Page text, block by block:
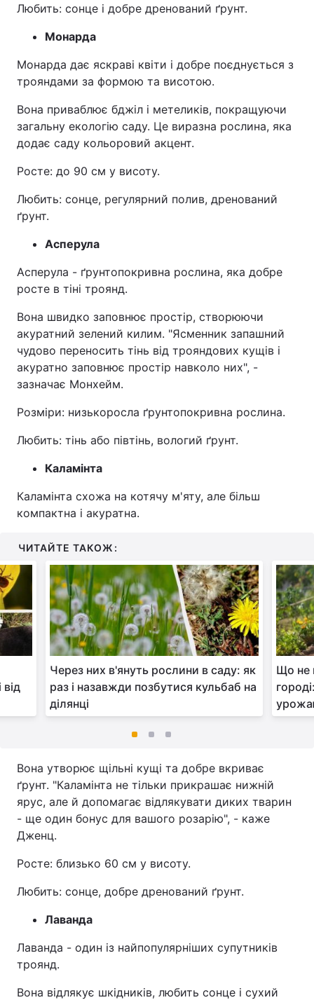
Любить: сонце і добре дренований ґрунт.
Монарда
Монарда дає яскраві квіти і добре поєднується з
трояндами за формою та висотою.
Вона приваблює бджіл і метеликів, покращуючи
загальну екологію саду. Це виразна рослина, яка
додає саду кольоровий акцент.
Росте: до 90 см у висоту.
Любить: сонце, регулярний полив, дренований
ґрунт.
Асперула
Асперула - ґрунтопокривна рослина, яка добре
росте в тіні троянд.
Вона швидко заповнює простір, створюючи
акуратний зелений килим. "Ясменник запашний
чудово переносить тінь від трояндових кущів і
акуратно заповнює простір навколо них", -
зазначає Монхейм.
Розміри: низькоросла ґрунтопокривна рослина.
Любить: тінь або півтінь, вологий ґрунт.
Каламінта
Каламінта схожа на котячу м'яту, але більш
компактна і акуратна.
ЧИТАЙТЕ ТАКОЖ:
Через них в'януть рослини в саду: як
раз і назавжди позбутися кульбаб на
ділянці
Що не
Вона утворює щільні кущі та добре вкриває
ґрунт. "Каламінта не тільки прикрашає нижній
ярус, але й допомагає відлякувати диких тварин
- ще один бонус для вашого розарію", - каже
Дженц.
Росте: близько 60 см у висоту.
Любить: сонце, добре дренований ґрунт.
Лаванда
Лаванда - один із найпопулярніших супутників
троянд.
Вона відлякує шкідників, любить сонце і сухий